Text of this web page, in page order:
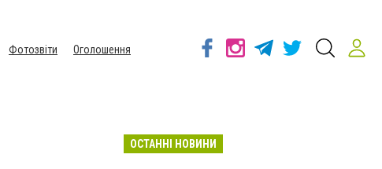
Фотозвіти
Оголошення
ОСТАННІ НОВИНИ